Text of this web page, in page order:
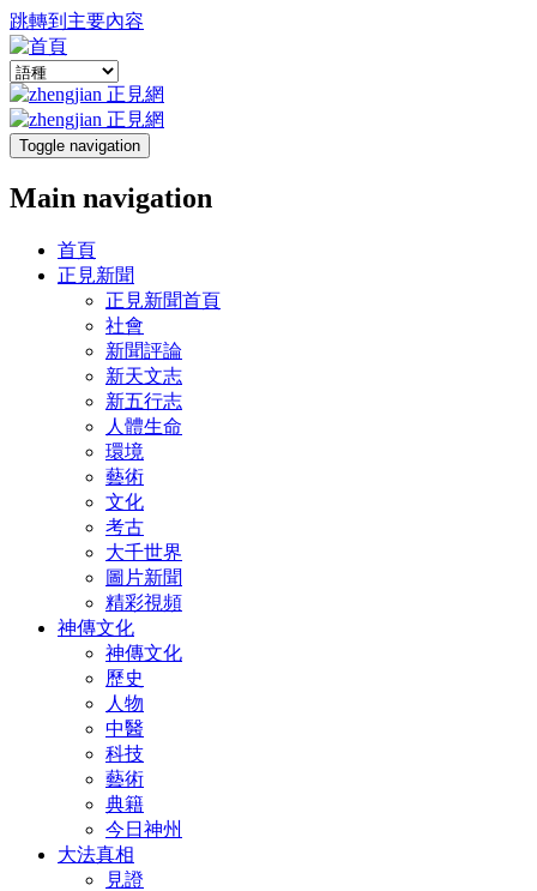
跳轉到主要內容
Toggle navigation
Main navigation
首頁
正見新聞
正見新聞首頁
社會
新聞評論
新天文志
新五行志
人體生命
環境
藝術
文化
考古
大千世界
圖片新聞
精彩視頻
神傳文化
神傳文化
歷史
人物
中醫
科技
藝術
典籍
今日神州
大法真相
見證